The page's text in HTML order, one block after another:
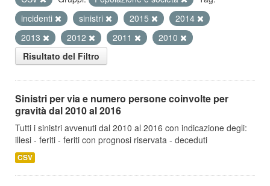
incidenti
sinistri 2015
2014
2013
2012 2011
2010
Risultato del Filtro
Sinistri per via e numero persone coinvolte per
gravità dal 2010 al 2016
Tutti i sinistri avvenuti dal 2010 al 2016 con indicazione degli:
illesi - feriti - feriti con prognosi riservata - deceduti
CSV